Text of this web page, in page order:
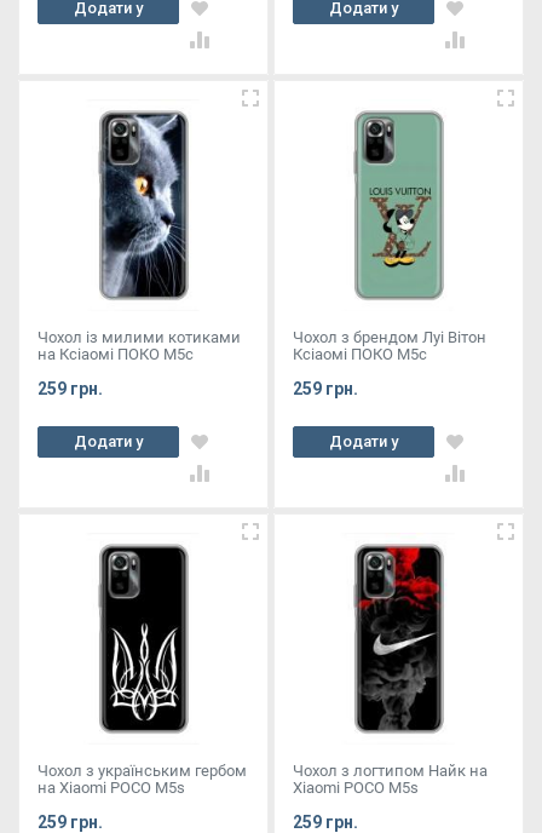
Додати у
кошик
Додати у
кошик
Чохол із милими котиками
на Ксіаомі ПОКО М5с
259 грн.
Додати у
кошик
Чохол з брендом Луі Вітон
Ксіаомі ПОКО М5с
259 грн.
Додати у
кошик
Чохол з українським гербом
на Xiaomi POCO M5s
259 грн.
Чохол з логтипом Найк на
Xiaomi POCO M5s
259 грн.